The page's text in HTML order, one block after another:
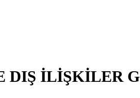
DIŞ İLİŞKİLER